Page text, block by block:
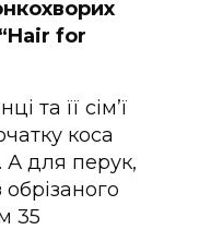
for
та її сім’ї
коса
А для перук,
обрізаного
35